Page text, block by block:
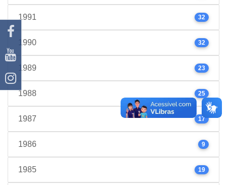
1991 32
1990 32
1989 23
1988 25
1987 17
1986 9
1985 19